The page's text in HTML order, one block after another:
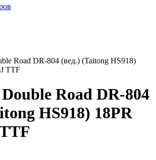
Road DR-804 (вед.) (Taitong HS918)
ТТF
Road DR-804
HS918) 18PR